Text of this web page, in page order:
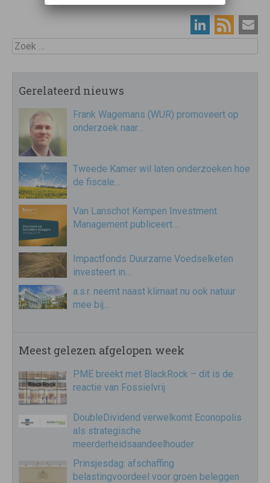
Zoek
Gerelateerd nieuws
Frank Wagemans (WUR) promoveert op
onderzoek naar…
Tweede Kamer wil laten onderzoeken hoe
de fiscale…
Van Lanschot Kempen Investment
Management publiceert…
Impactfonds Duurzame Voedselketen
investeert in…
a.s.r. neemt naast klimaat nu ook natuur
mee bij…
Meest gelezen afgelopen week
PME breekt met BlackRock – dit is de
reactie van Fossielvrij
DoubleDividend verwelkomt Econopolis
als strategische
meerderheidsaandeelhouder
Prinsjesdag: afschaffing
belastingvoordeel voor groen beleggen